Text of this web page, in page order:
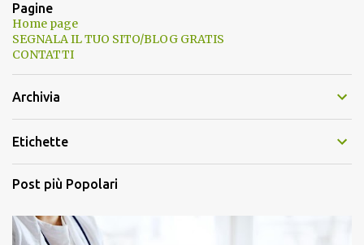
Pagine
Home page
SEGNALA IL TUO SITO/BLOG GRATIS
CONTATTI
Archivia
Etichette
Post più Popolari